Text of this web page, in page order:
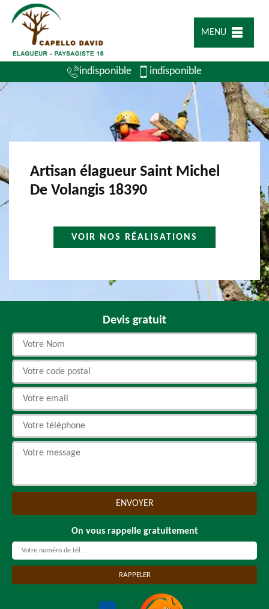
MENU
indisponible indisponible
Artisan élagueur Saint Michel
De Volangis 18390
VOIR NOS RÉALISATIONS
Devis gratuit
On vous rappelle gratuitement